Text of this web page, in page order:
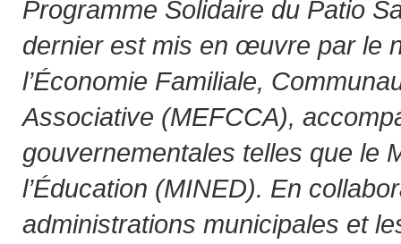
Programme Solidaire du Patio
dernier est mis en œuvre par le
l’Économie Familiale,
Associative (MEFCCA),
gouvernementales telles que le
l’Éducation (MINED). En
administrations municipales et